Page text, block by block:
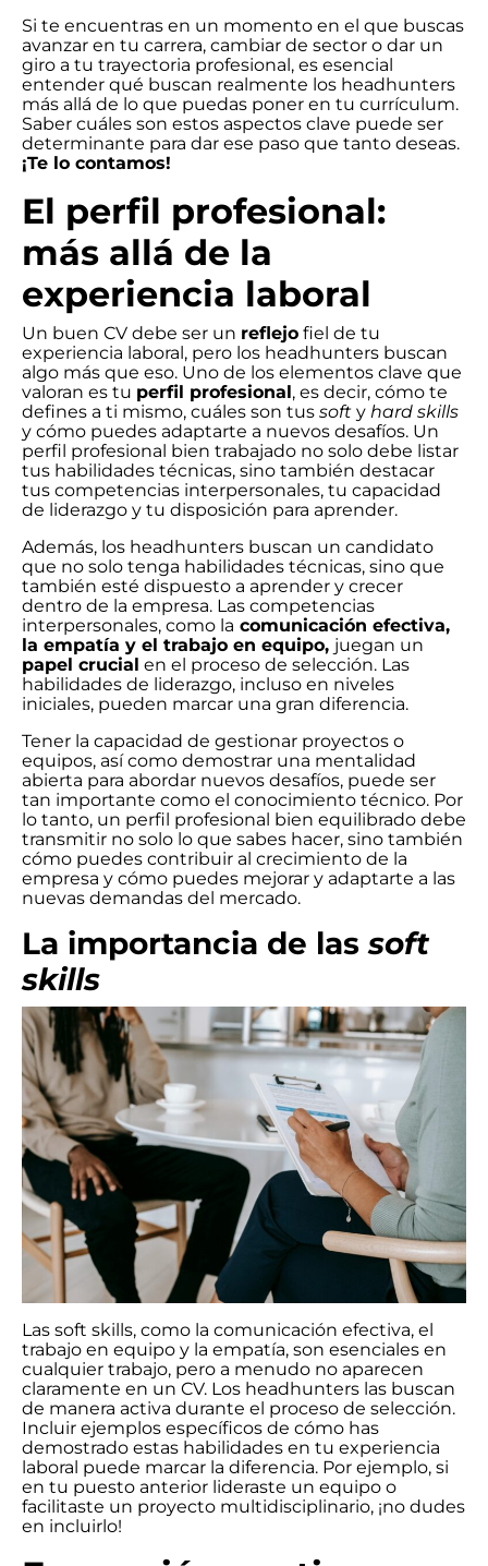
Si te encuentras en un momento en el que buscas
avanzar en tu carrera, cambiar de sector o dar un
giro a tu trayectoria profesional, es esencial
entender qué buscan realmente los headhunters
más allá de lo que puedas poner en tu currículum.
Saber cuáles son estos aspectos clave puede ser
determinante para dar ese paso que tanto deseas.
¡Te lo contamos!
El perfil profesional:
más allá de la
experiencia laboral
Un buen CV debe ser un reflejo fiel de tu
experiencia laboral, pero los headhunters buscan
algo más que eso. Uno de los elementos clave que
valoran es tu perfil profesional, es decir, cómo te
defines a ti mismo, cuáles son tus soft y hard skills
y cómo puedes adaptarte a nuevos desafíos. Un
perfil profesional bien trabajado no solo debe listar
tus habilidades técnicas, sino también destacar
tus competencias interpersonales, tu capacidad
de liderazgo y tu disposición para aprender.
Además, los headhunters buscan un candidato
que no solo tenga habilidades técnicas, sino que
también esté dispuesto a aprender y crecer
dentro de la empresa. Las competencias
interpersonales, como la comunicación efectiva,
la empatía y el trabajo en equipo, juegan un
papel crucial en el proceso de selección. Las
habilidades de liderazgo, incluso en niveles
iniciales, pueden marcar una gran diferencia.
Tener la capacidad de gestionar proyectos o
equipos, así como demostrar una mentalidad
abierta para abordar nuevos desafíos, puede ser
tan importante como el conocimiento técnico. Por
lo tanto, un perfil profesional bien equilibrado debe
transmitir no solo lo que sabes hacer, sino también
cómo puedes contribuir al crecimiento de la
empresa y cómo puedes mejorar y adaptarte a las
nuevas demandas del mercado.
La importancia de lassoft
skills
Las soft skills, como la comunicación efectiva, el
trabajo en equipo y la empatía, son esenciales en
cualquier trabajo, pero a menudo no aparecen
claramente en un CV. Los headhunters las buscan
de manera activa durante el proceso de selección.
Incluir ejemplos específicos de cómo has
demostrado estas habilidades en tu experiencia
laboral puede marcar la diferencia. Por ejemplo, si
en tu puesto anterior lideraste un equipo o
facilitaste un proyecto multidisciplinario, ¡no dudes
en incluirlo!